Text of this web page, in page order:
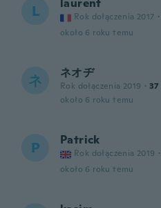
L laurent
Rok dołączenia 2017 ·
około 6 roku temu
ネ ネオヂ
Rok dołączenia 2019 · 37
około 6 roku temu
P Patrick
Rok dołączenia 2019 ·
około 6 roku temu